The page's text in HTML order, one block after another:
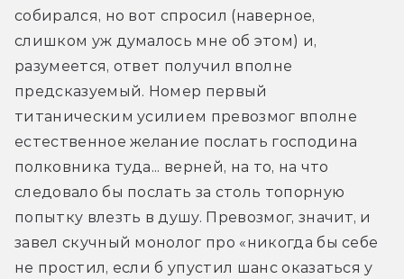
собирался, но вот спросил (наверное,
слишком уж думалось мне об этом) и,
разумеется, ответ получил вполне
предсказуемый. Номер первый
титаническим усилием превозмог вполне
естественное желание послать господина
полковника туда... верней, на то, на что
следовало бы послать за столь топорную
попытку влезть в душу. Превозмог, значит, и
завел скучный монолог про «никогда бы себе
не простил, если б упустил шанс оказаться у